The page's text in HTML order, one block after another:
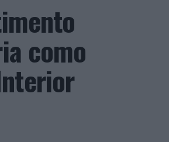
como